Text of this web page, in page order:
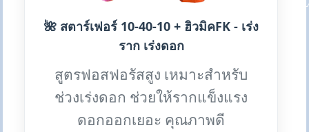
🌺 สตาร์เฟอร์ 10-40-10 + ฮิวมิคFK - เร่ง
ราก เร่งดอก
สูตรฟอสฟอรัสสูง เหมาะสำหรับ
ช่วงเร่งดอก ช่วยให้รากแข็งแรง
ดอกออกเยอะ คุณภาพดี